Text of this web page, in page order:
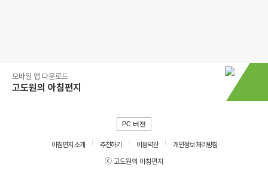
모바일 앱 다운로드
고도원의 아침편지
PC 버전
아침편지 소개 추천하기 이용약관
개인정보 처리방침
ⓒ 고도원의 아침편지